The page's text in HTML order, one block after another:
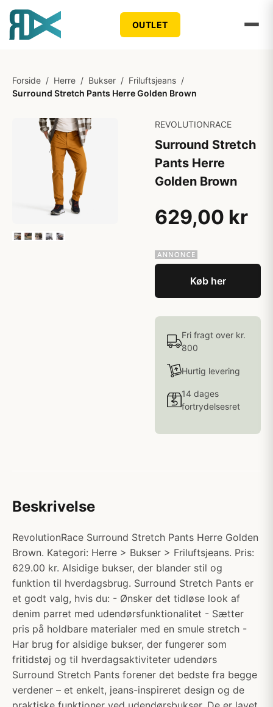
OUTLET
Forside / Herre / Bukser / Friluftsjeans /
Surround Stretch Pants Herre Golden Brown
REVOLUTIONRACE
Surround Stretch
Pants Herre
Golden Brown
629,00 kr
Køb her
Fri fragt over kr.
800
Hurtig levering
14 dages
fortrydelsesret
Beskrivelse
RevolutionRace Surround Stretch Pants Herre Golden
Brown. Kategori: Herre > Bukser > Friluftsjeans. Pris:
629.00 kr. Alsidige bukser, der blander stil og
funktion til hverdagsbrug. Surround Stretch Pants er
et godt valg, hvis du: - Ønsker det tidløse look af
denim parret med udendørsfunktionalitet - Sætter
pris på holdbare materialer med en smule stretch -
Har brug for alsidige bukser, der fungerer som
fritidstøj og til hverdagsaktiviteter udendørs
Surround Stretch Pants forener det bedste fra begge
verdener – et enkelt, jeans-inspireret design og de